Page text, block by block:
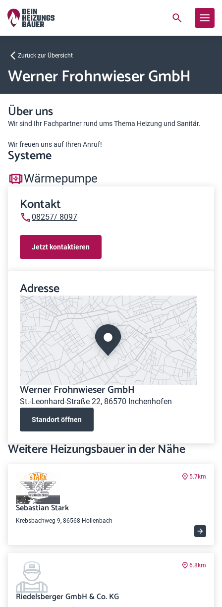
Zurück zur Übersicht
Werner Frohnwieser GmbH
Über uns
Wir sind Ihr Fachpartner rund ums Thema Heizung und Sanitär.
Wir freuen uns auf Ihren Anruf!
Systeme
Wärmepumpe
Kontakt
08257/ 8097
Jetzt kontaktieren
Adresse
Werner Frohnwieser GmbH
St.-Leonhard-Straße 22, 86570 Inchenhofen
Standort öffnen
Weitere Heizungsbauer in der Nähe
5.7km
Sebastian Stark
Krebsbachweg 9, 86568 Hollenbach
6.8km
Riedelsberger GmbH & Co. KG